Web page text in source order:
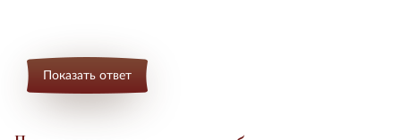
Показать ответ